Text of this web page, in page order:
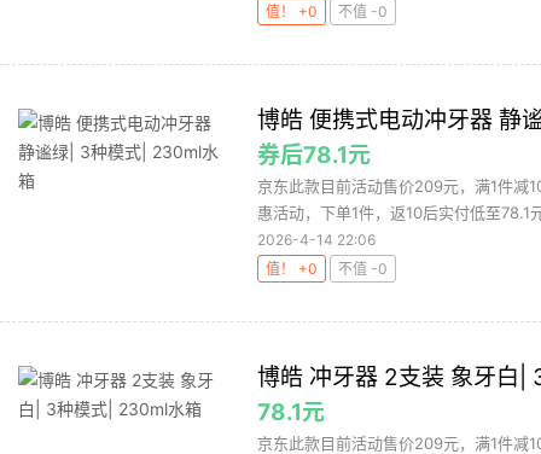
值！ +0
不值 -0
博皓 便携式电动冲牙器 静
券后78.1元
京东此款目前活动售价209元，满1件减
惠活动，下单1件，返10后实付低至78.1
2026-4-14 22:06
值！ +0
不值 -0
博皓 冲牙器 2支装 象牙白|
78.1元
京东此款目前活动售价209元，满1件减